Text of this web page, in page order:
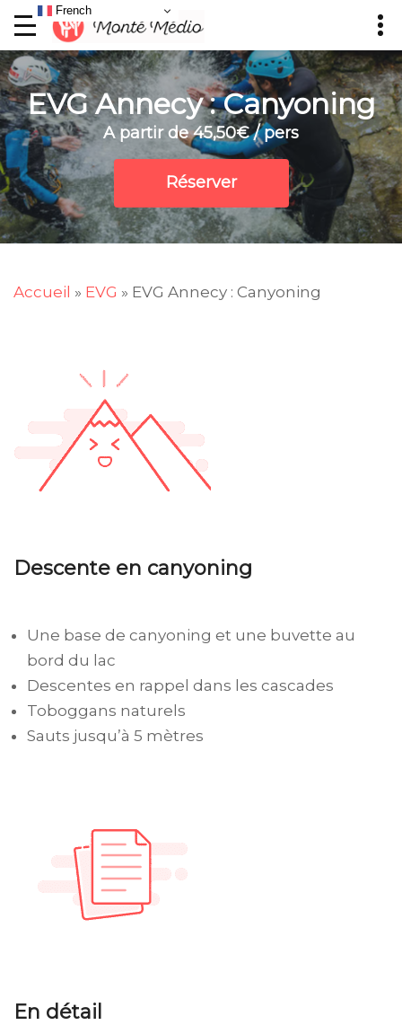
EVG Annecy : Canyoning
A partir de 45,50€ / pers
Réserver
Accueil » EVG » EVG Annecy : Canyoning
Descente en canyoning
Une base de canyoning et une buvette au
bord du lac
Descentes en rappel dans les cascades
Toboggans naturels
Sauts jusqu’à 5 mètres
En détail
French